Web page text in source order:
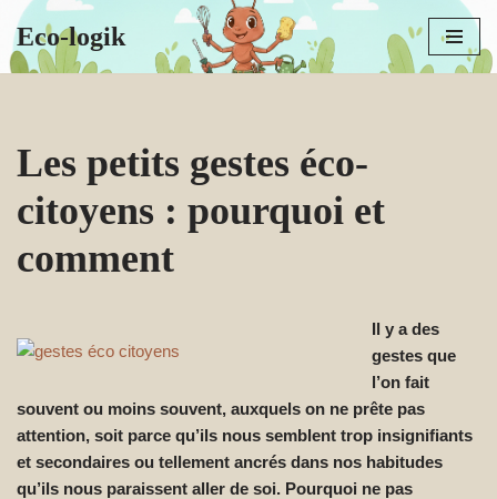
Aller
Eco-logik
Les petits gestes éco-
citoyens : pourquoi et
comment
Il y a des
gestes que
l’on fait
souvent ou moins souvent, auxquels on ne prête pas
attention, soit parce qu’ils nous semblent trop insignifiants
et secondaires ou tellement ancrés dans nos habitudes
qu’ils nous paraissent aller de soi. Pourquoi ne pas